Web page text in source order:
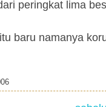
peringkat lima
baru namanya